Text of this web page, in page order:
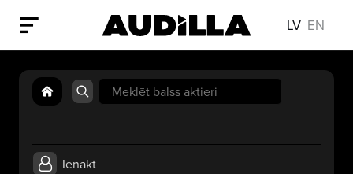
LV EN
Search
for:
Ienākt